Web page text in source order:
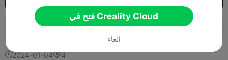
365 241  8
2024-01-044
فتح في Creality Cloud
الغاء